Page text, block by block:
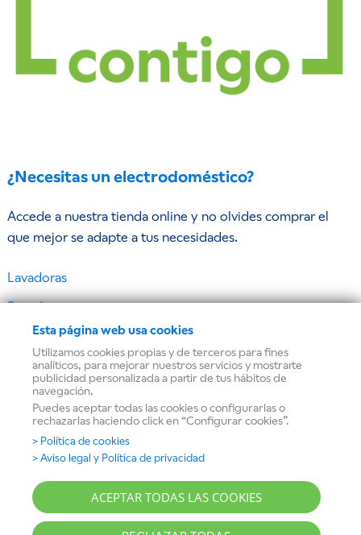
Esta página web usa cookies
Utilizamos cookies propias y de terceros para fines
analíticos, para mejorar nuestros servicios y mostrarte
publicidad personalizada a partir de tus hábitos de
navegación.
Puedes aceptar todas las cookies o configurarlas o
rechazarlas haciendo click en “Configurar cookies”.
> Política de cookies
> Aviso legal y Política de privacidad
ACEPTAR TODAS LAS COOKIES
¿Necesitas un electrodoméstico?
Accede a nuestra tienda online y no olvides comprar el
que mejor se adapte a tus necesidades.
Lavadoras
Secadoras
Frigoríficos y congeladores
Lavavajillas
Hornos
Microondas
Placas de cocina
Campanas extractoras
BSHG © Todos los derechos reservados